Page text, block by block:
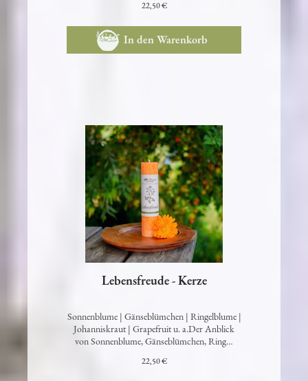
22,50 €
In den Warenkorb
Lebensfreude - Kerze
Sonnenblume | Gänseblümchen | Ringelblume |
Johanniskraut | Grapefruit u. a.Der Anblick
von Sonnenblume, Gänseblümchen, Ring…
22,50 €